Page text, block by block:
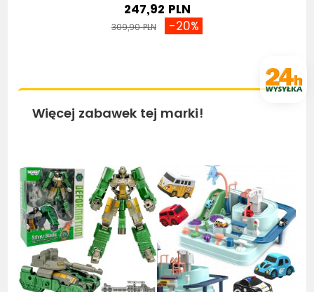
247,92 PLN
309,90 PLN -20%
Więcej zabawek tej marki!